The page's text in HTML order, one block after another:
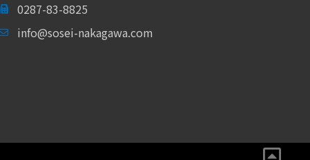
0287-83-8825
info@sosei-nakagawa.com